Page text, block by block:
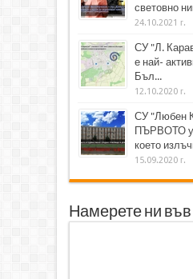
световно
24.10.2021 г.
СУ "Л.
е най-
Бъл...
12.10.2020 г.
СУ "Любен
ПЪРВОТО
което
15.09.2020 г.
Намерете ни във